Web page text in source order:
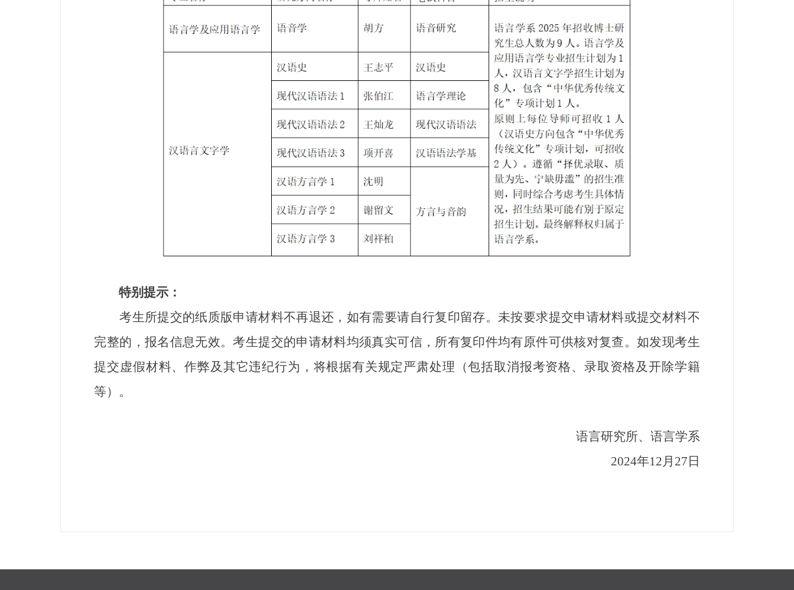
特别提示：
考生所提交的纸质版申请材料不再退还，如有需要请自行复印留存。未按要求提交申请材料或提交材料不
完整的，报名信息无效。考生提交的申请材料均须真实可信，所有复印件均有原件可供核对复查。如发现考生
提交虚假材料、作弊及其它违纪行为，将根据有关规定严肃处理（包括取消报考资格、录取资格及开除学籍
等）。
语言研究所、语言学系
2024年12月27日